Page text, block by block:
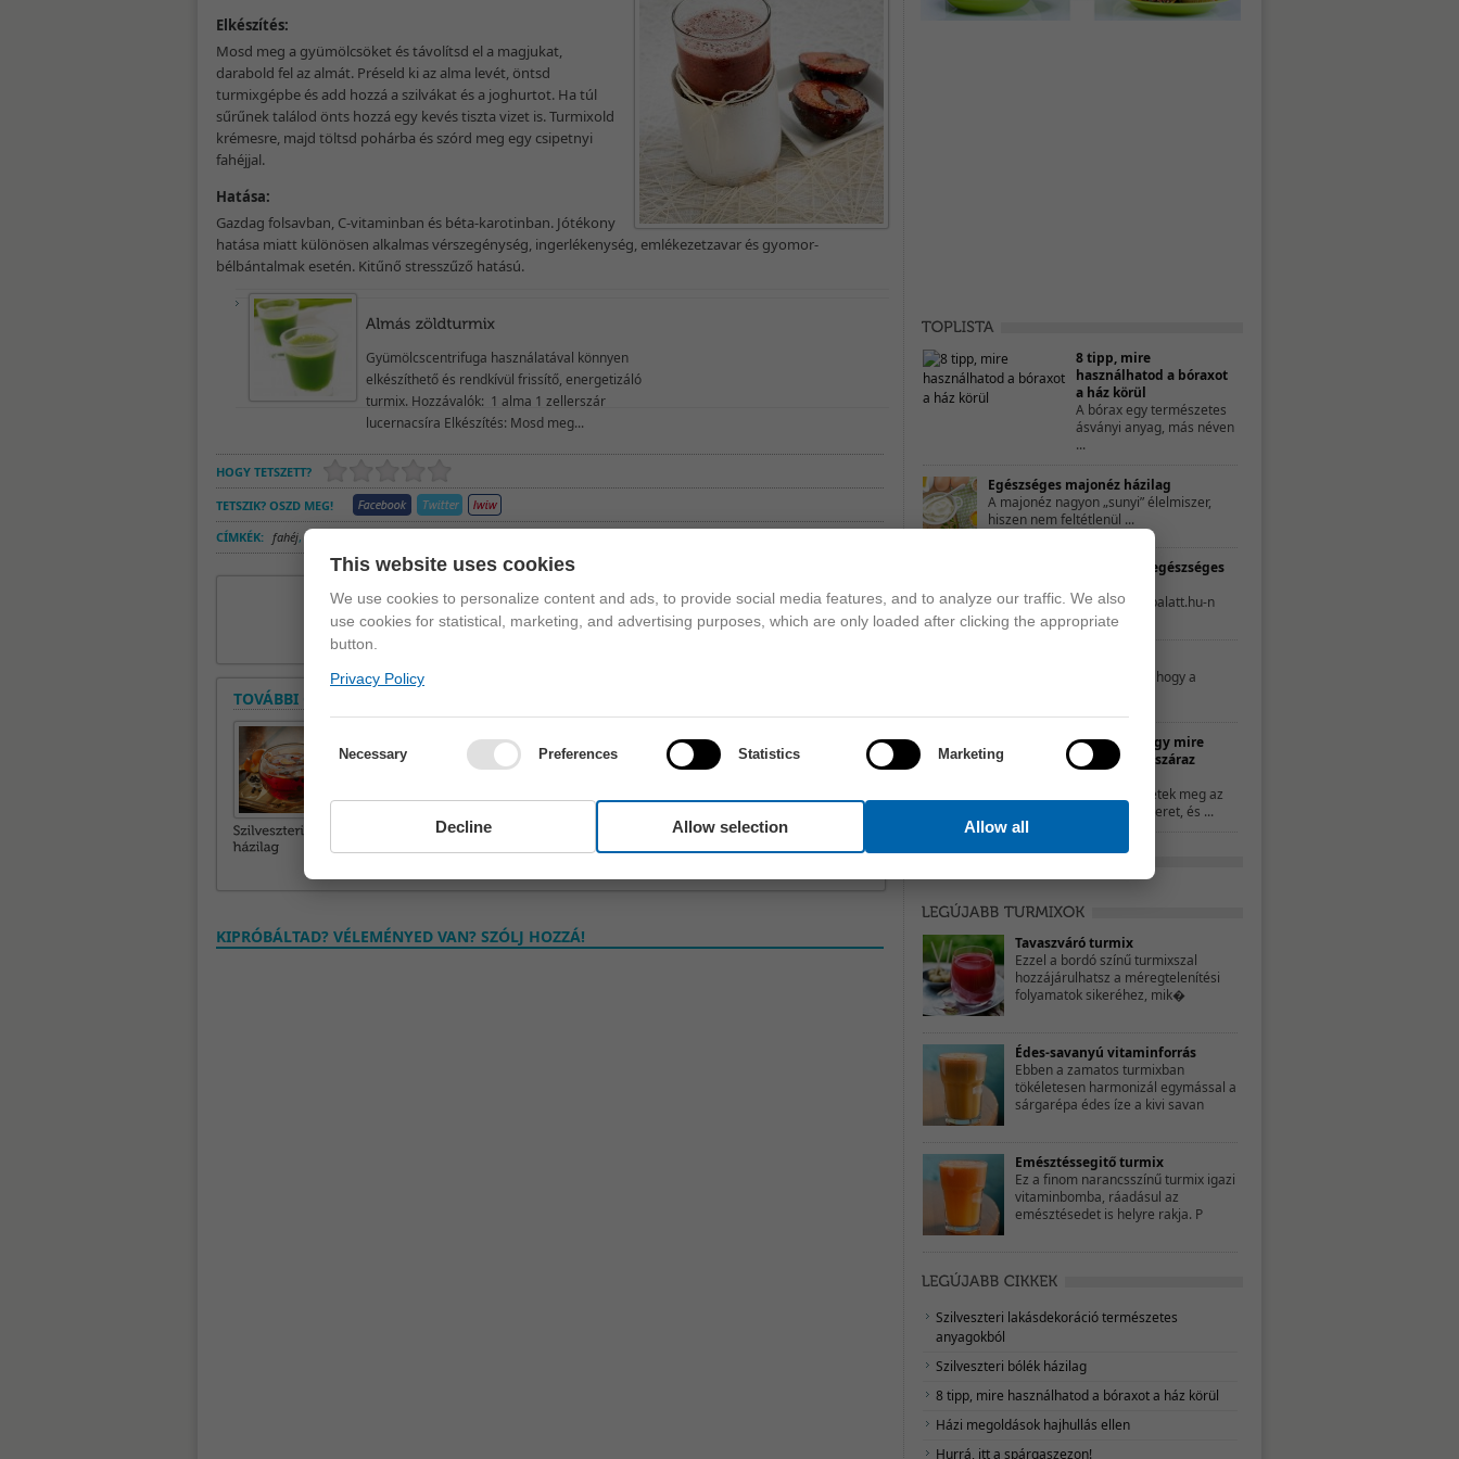
Elkészítés:
Mosd meg a gyümölcsöket és távolítsd el a magjukat,
darabold fel az almát. Préseld ki az alma levét, öntsd
turmixgépbe és add hozzá a szilvákat és a joghurtot. Ha túl
sűrűnek találod önts hozzá egy kevés tiszta vizet is. Turmixold
krémesre, majd töltsd pohárba és szórd meg egy csipetnyi
fahéjjal.
Hatása:
Gazdag folsavban, C-vitaminban és béta-karotinban. Jótékony
hatása miatt különösen alkalmas vérszegénység, ingerlékenység, emlékezetzavar és gyomor-
bélbántalmak esetén. Kitűnő stresszűző hatású.
Gyümölcscentrifuga használatával könnyen
elkészíthető és rendkívül frissítő, energetizáló
turmix. Hozzávalók: 1 alma 1 zellerszár
lucernacsíra Elkészítés: Mosd meg...
HOGY TETSZETT?
TETSZIK? OSZD MEG!
CÍMKÉK: fahéj,immunerősítő turmix
TOVÁBBI CIKKEK A ROVATBAN
KIPRÓBÁLTAD? VÉLEMÉNYED VAN? SZÓLJ HOZZÁ!
8 tipp, mire
használhatod a bóraxot
a ház körül
A bórax egy természetes
ásványi anyag, más néven
...
Egészséges majonéz házilag
A majonéz nagyon „sunyi” élelmiszer,
hiszen nem feltétlenül ...
TESZT – Te mennyire élsz egészséges
A következő tesztet a 21napalatt.hu-n
találtuk. Egyszerűen csak ...
Néhány szülő úgy gondolja, hogy a
10 ötlet, hogy mire
használd a száraz
Ha nem ettétek meg az
összes kenyeret, és ...
Tavaszváró turmix
Ezzel a bordó színű turmixszal
hozzájárulhatsz a méregtelenítési
folyamatok sikeréhez, mik�
Édes-savanyú vitaminforrás
Ebben a zamatos turmixban
tökéletesen harmonizál egymással a
sárgarépa édes íze a kivi savan
Emésztéssegitő turmix
Ez a finom narancsszínű turmix igazi
vitaminbomba, ráadásul az
emésztésedet is helyre rakja. P
Szilveszteri lakásdekoráció természetes
anyagokból
Szilveszteri bólék házilag
8 tipp, mire használhatod a bóraxot a ház körül
Házi megoldások hajhullás ellen
Hurrá, itt a spárgaszezon!
This website uses cookies
We use cookies to personalize content and ads, to provide social media features, and to analyze our traffic. We also
use cookies for statistical, marketing, and advertising purposes, which are only loaded after clicking the appropriate
button.
Privacy Policy
Necessary Preferences Statistics Marketing
Decline Allow selection Allow all